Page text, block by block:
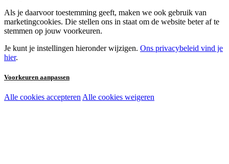
Als je daarvoor toestemming geeft, maken we ook gebruik van
marketingcookies. Die stellen ons in staat om de website beter af te
stemmen op jouw voorkeuren.
Je kunt je instellingen hieronder wijzigen. Ons privacybeleid vind je
hier.
Voorkeuren aanpassen
Noodzakelijke cookies:
Alle cookies accepteren Alle cookies weigeren